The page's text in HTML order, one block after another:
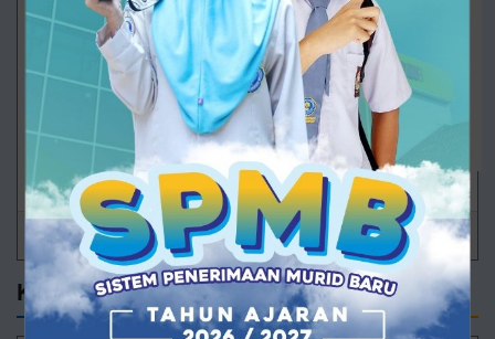
25/09/2024 13:52 - Oleh Administrator - Dilihat 859 kali
Komentari Tulisan Ini